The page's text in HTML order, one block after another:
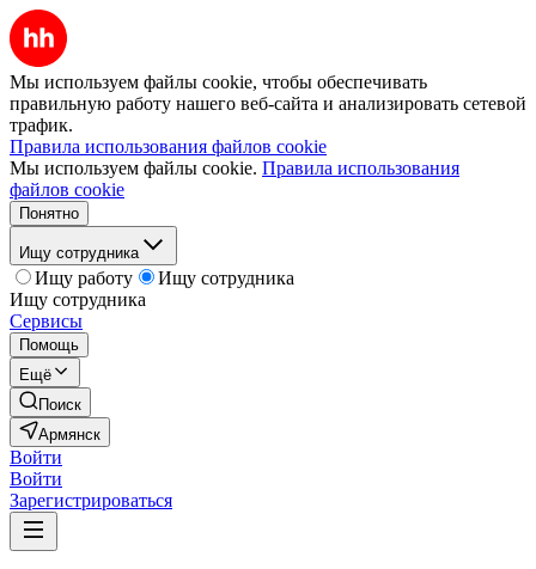
Мы используем файлы cookie, чтобы обеспечивать
правильную работу нашего веб-сайта и анализировать сетевой
трафик.
Правила использования файлов cookie
Мы используем файлы cookie. Правила использования
файлов cookie
Понятно
Ищу сотрудника
Ищу работу
Ищу сотрудника
Ищу сотрудника
Сервисы
Помощь
Ещё
Поиск
Армянск
Войти
Войти
Зарегистрироваться